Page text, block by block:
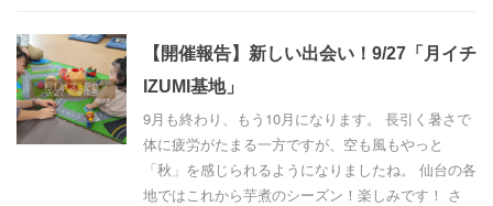
【開催報告】新しい出会い！9/27「月イチ
IZUMI基地」
9月も終わり、もう10月になります。 長引く暑さで
体に疲労がたまる一方ですが、空も風もやっと
「秋」を感じられるようになりましたね。 仙台の各
地ではこれから芋煮のシーズン！楽しみです！ さ